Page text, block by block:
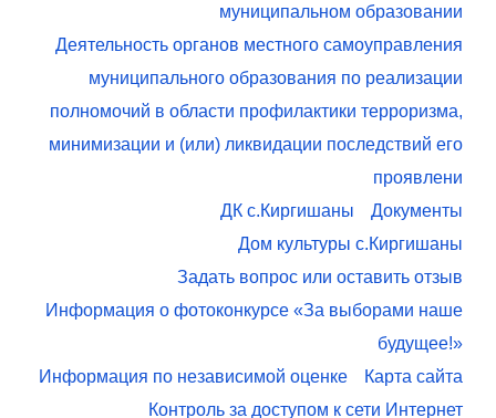
муниципальном образовании
Деятельность органов местного самоуправления
муниципального образования по реализации
полномочий в области профилактики терроризма,
минимизации и (или) ликвидации последствий его
проявлени
ДК с.Киргишаны
Документы
Дом культуры с.Киргишаны
Задать вопрос или оставить отзыв
Информация о фотоконкурсе «За выборами наше
будущее!»
Информация по независимой оценке
Карта сайта
Контроль за доступом к сети Интернет